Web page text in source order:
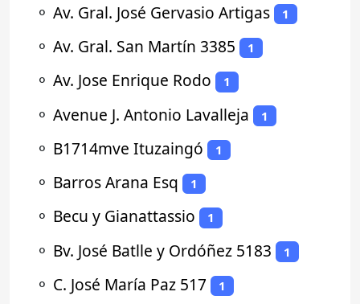
⚬ Av. Gral. José Gervasio Artigas 1
⚬ Av. Gral. San Martín 3385 1
⚬ Av. Jose Enrique Rodo 1
⚬ Avenue J. Antonio Lavalleja 1
⚬ B1714mve Ituzaingó 1
⚬ Barros Arana Esq 1
⚬ Becu y Gianattassio 1
⚬ Bv. José Batlle y Ordóñez 5183 1
⚬ C. José María Paz 517 1